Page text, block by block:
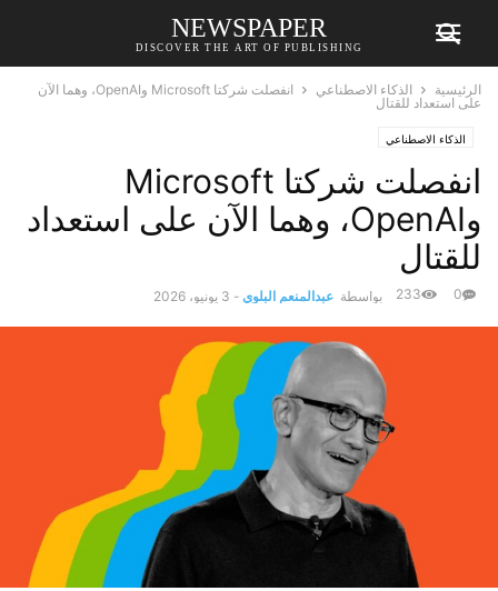
NEWSPAPER
DISCOVER THE ART OF PUBLISHING
الرئيسية الذكاء الاصطناعي
انفصلت شركتا Microsoft وOpenAI، وهما الآن
على استعداد للقتال
الذكاء الاصطناعي
انفصلت شركتا Microsoft
وOpenAI، وهما الآن على استعداد
للقتال
بواسطة عبدالمنعم البلوي - 3 يونيو، 2026 0
233